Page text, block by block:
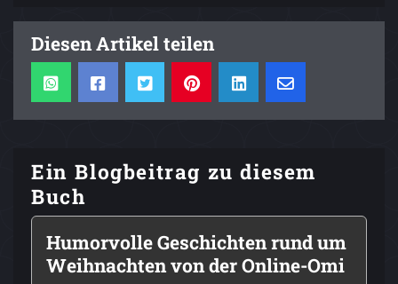
Diesen Artikel teilen
Ein Blogbeitrag zu diesem
Buch
Humorvolle Geschichten rund um
Weihnachten von der Online-Omi